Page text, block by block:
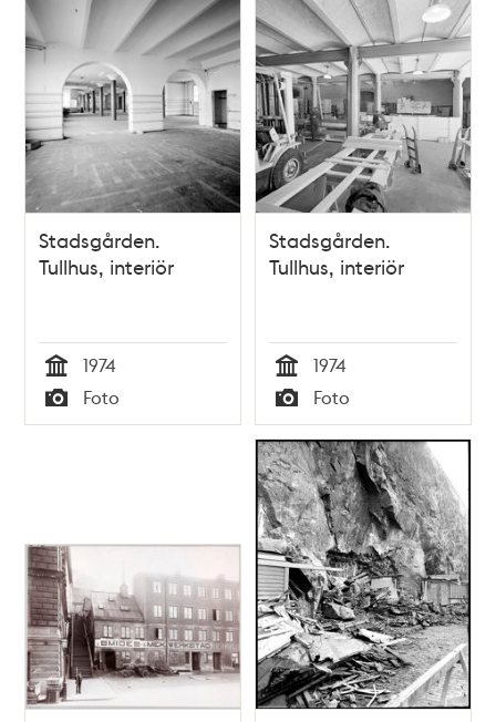
Stadsgården.
Tullhus, interiör
Tid
1974
Typ
Foto
Stadsgården.
Tullhus, interiör
Tid
1974
Typ
Foto